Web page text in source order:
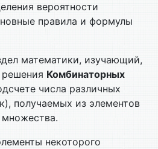
вероятности
правила и формулы
математики, изучающий,
Комбинаторных
числа различных
получаемых из элементов
множества.
некоторого